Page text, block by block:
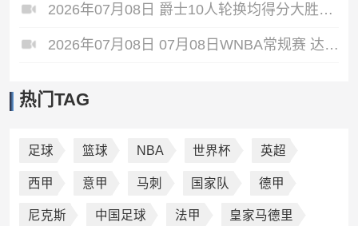
2026年07月08日 爵士10人轮换均得分大胜雷霆收获3连胜 彼得森缺阵 艾杜16+14
2026年07月08日 07月08日WNBA常规赛 达拉斯飞翼88-77纽约自由人 全场集锦
热门TAG
足球 篮球 NBA 世界杯 英超
西甲 意甲 马刺 国家队 德甲
尼克斯 中国足球 法甲 皇家马德里